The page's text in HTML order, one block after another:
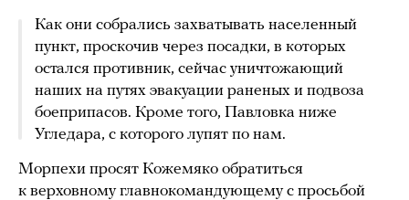
Как они собрались захватывать населенный
пункт, проскочив через посадки, в которых
остался противник, сейчас уничтожающий
наших на путях эвакуации раненых и подвоза
боеприпасов. Кроме того, Павловка ниже
Угледара, с которого лупят по нам.
Морпехи просят Кожемяко обратиться
к верховному главнокомандующему с просьбой